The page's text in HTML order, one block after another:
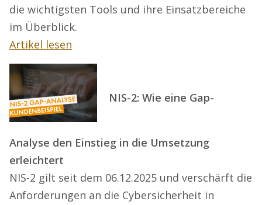
die wichtigsten Tools und ihre Einsatzbereiche
im Überblick.
Artikel lesen
NIS-2: Wie eine Gap-
Analyse den Einstieg in die Umsetzung
erleichtert
NIS-2 gilt seit dem 06.12.2025 und verschärft die
Anforderungen an die Cybersicherheit in